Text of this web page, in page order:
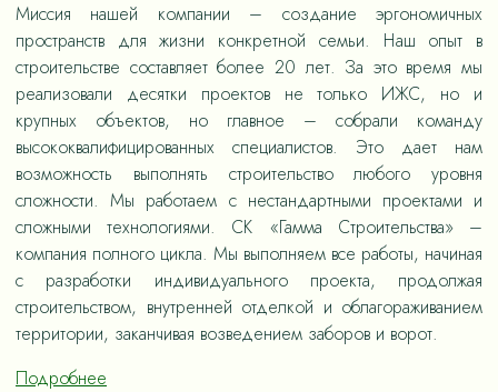
Миссия нашей компании – создание эргономичных
пространств для жизни конкретной семьи. Наш опыт в
строительстве составляет более 20 лет. За это время мы
реализовали десятки проектов не только ИЖС, но и
крупных объектов, но главное – собрали команду
высококвалифицированных специалистов. Это дает нам
возможность выполнять строительство любого уровня
сложности. Мы работаем с нестандартными проектами и
сложными технологиями. СК «Гамма Строительства» –
компания полного цикла. Мы выполняем все работы, начиная
с разработки индивидуального проекта, продолжая
строительством, внутренней отделкой и облагораживанием
территории, заканчивая возведением заборов и ворот.
Подробнее